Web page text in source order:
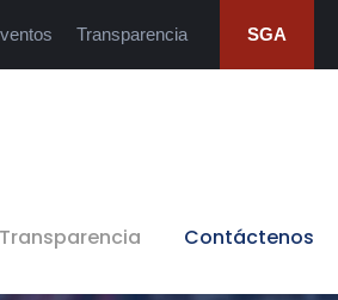
Transparencia SGA
Transparencia Contáctenos